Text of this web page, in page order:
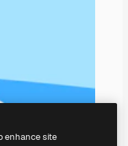
enhance site